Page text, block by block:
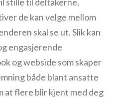
de kan velge mellom
skal se ut. Slik kan
engasjerende
og webside som skaper
både blant ansatte
at flere blir kjent med deg